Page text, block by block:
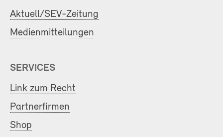
Aktuell/SEV-Zeitung
Medienmitteilungen
SERVICES
Link zum Recht
Partnerfirmen
Shop